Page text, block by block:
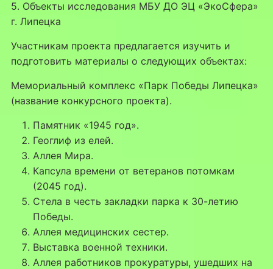
5. Объекты исследования МБУ ДО ЭЦ «ЭкоСфера»
г. Липецка
Участникам проекта предлагается изучить и
подготовить материалы о следующих объектах:
Мемориальный комплекс «Парк Победы Липецка»
(название конкурсного проекта).
Памятник «1945 год».
Геоглиф из елей.
Аллея Мира.
Капсула времени от ветеранов потомкам
(2045 год).
Стела в честь закладки парка к 30-летию
Победы.
Аллея медицинских сестер.
Выставка военной техники.
Аллея работников прокуратуры, ушедших на